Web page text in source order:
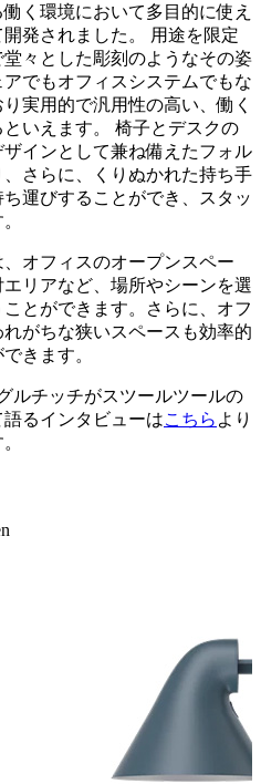
く環境において多目的に使え
発されました。 用途を限定
堂々とした彫刻のようなその姿
でもオフィスシステムでもな
実用的で汎用性の高い、働く
いえます。 椅子とデスクの
インとして兼ね備えたフォル
、さらに、くりぬかれた持ち手
運びすることができ、スタッ
オフィスのオープンスペー
リアなど、場所やシーンを選
とができます。さらに、オフ
がちな狭いスペースも効率的
きます。
ルチッチがスツールツールの
るインタビューはこちら より